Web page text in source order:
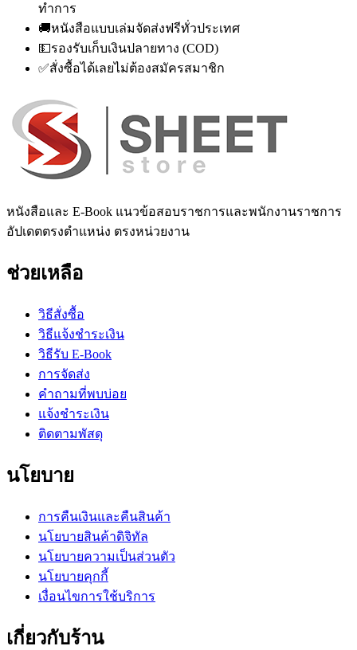
ทำการ
🚚หนังสือแบบเล่มจัดส่งฟรีทั่วประเทศ
💵รองรับเก็บเงินปลายทาง (COD)
✅สั่งซื้อได้เลยไม่ต้องสมัครสมาชิก
หนังสือและ E-Book แนวข้อสอบราชการและพนักงานราชการ
อัปเดตตรงตำแหน่ง ตรงหน่วยงาน
ช่วยเหลือ
วิธีสั่งซื้อ
วิธีแจ้งชำระเงิน
วิธีรับ E-Book
การจัดส่ง
คำถามที่พบบ่อย
แจ้งชำระเงิน
ติดตามพัสดุ
นโยบาย
การคืนเงินและคืนสินค้า
นโยบายสินค้าดิจิทัล
นโยบายความเป็นส่วนตัว
นโยบายคุกกี้
เงื่อนไขการใช้บริการ
เกี่ยวกับร้าน